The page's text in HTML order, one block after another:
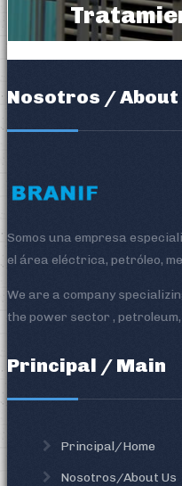
Nosotros / About
Somos una empresa
el área eléctrica, petróleo,
We are a company
the power sector ,
Principal / Main
Principal/Home
Nosotros/About Us